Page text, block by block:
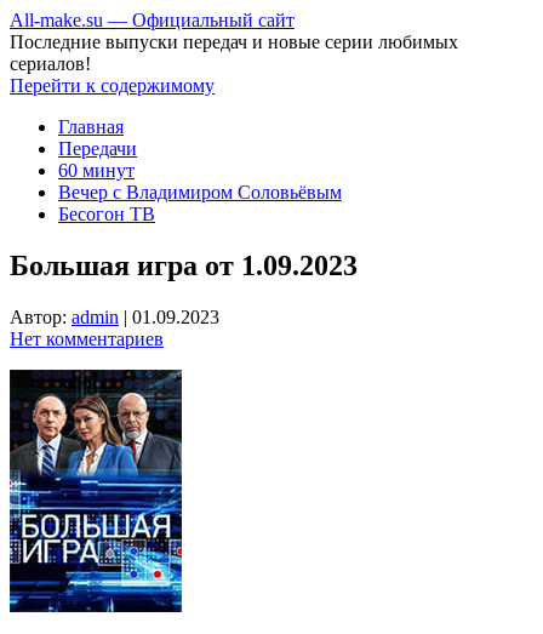
All-make.su — Официальный сайт
Последние выпуски передач и новые серии любимых
сериалов!
Перейти к содержимому
Главная
Передачи
60 минут
Вечер с Владимиром Соловьёвым
Бесогон ТВ
Большая игра от 1.09.2023
Автор: admin | 01.09.2023
Нет комментариев